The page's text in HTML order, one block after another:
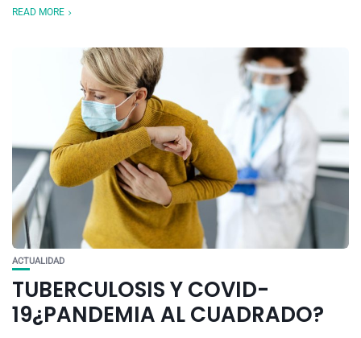
READ MORE
ACTUALIDAD
TUBERCULOSIS Y COVID-
19¿PANDEMIA AL CUADRADO?